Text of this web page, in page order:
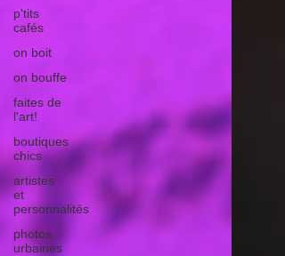
p'tits
cafés
on boit
on bouffe
faites de
l'art!
boutiques
chics
artistes
et
personnalités
photos
urbaines